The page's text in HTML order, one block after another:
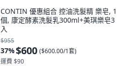
CONTIN 優惠組合 控油洗髮精 樂皂, 1
個, 康定酵素洗髮乳300ml+美琪樂皂3
入
$955
37%$600 ($600.00/1套)
運費 $90